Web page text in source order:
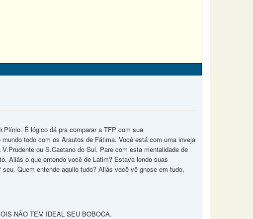
É lógico dá pra comparar a TFP com sua
todo com os Arautos de Fátima. Você está com uma inveja
ou S.Caetano do Sul. Pare com esta mentalidade de
Aliás o que entendo você de Latim? Estava lendo suas
Quem entende aquilo tudo? Aliás você vê gnose em tudo,
NÃO TEM IDEAL SEU BOBOCA.